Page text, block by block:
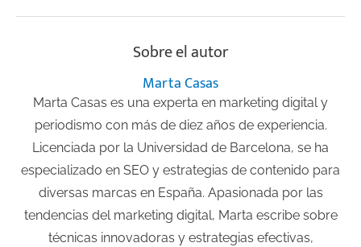
Sobre el autor
Marta Casas
Marta Casas es una experta en marketing digital y
periodismo con más de diez años de experiencia.
Licenciada por la Universidad de Barcelona, se ha
especializado en SEO y estrategias de contenido para
diversas marcas en España. Apasionada por las
tendencias del marketing digital, Marta escribe sobre
técnicas innovadoras y estrategias efectivas,